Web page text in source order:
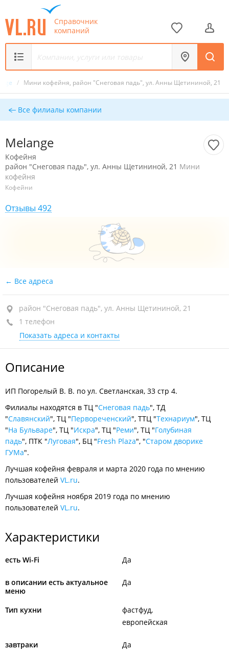
Справочник
компаний
/ Мини кофейня, район "Снеговая падь", ул. Анны Щетининой, 21
Все филиалы компании
Melange
Кофейня
район "Снеговая падь", ул. Анны Щетининой, 21 Мини
кофейня
Кофейни
Отзывы 492
Все адреса
район "Снеговая падь", ул. Анны Щетининой, 21
1 телефон
Показать адреса и контакты
Описание
ИП Погорелый В. В. по ул. Светланская, 33 стр 4.
Филиалы находятся в ТЦ "Снеговая падь", ТД
"Славянский", ТЦ "Первореченский", ТТЦ "Технариум", ТЦ
"На Бульваре", ТЦ "Искра", ТЦ "Реми", ТЦ "Голубиная
падь", ПТК "Луговая", БЦ "Fresh Plaza", "Старом дворике
ГУМа".
Лучшая кофейня февраля и марта 2020 года по мнению
пользователей VL.ru.
Лучшая кофейня ноября 2019 года по мнению
пользователей VL.ru.
Характеристики
есть Wi-Fi Да
в описании есть актуальное
меню
Да
Тип кухни
фастфуд
европейская
завтраки Да